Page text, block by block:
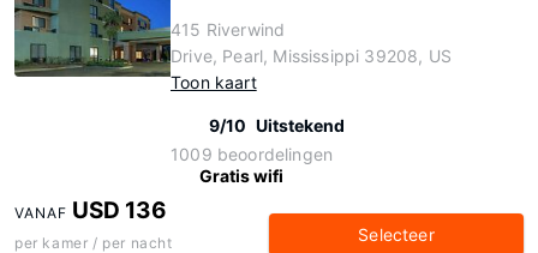
415 Riverwind
Drive, Pearl, Mississippi 39208, US
Toon kaart
9/10 Uitstekend
1009 beoordelingen
Gratis wifi
VANAF USD 136
per kamer / per nacht Selecteer